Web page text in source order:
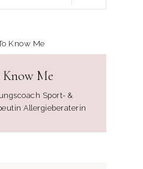
Me
Sport- &
Allergieberaterin